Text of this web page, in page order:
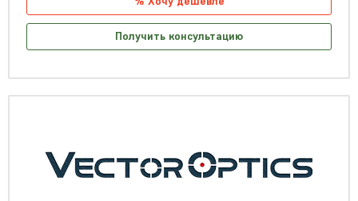
Получить консультацию